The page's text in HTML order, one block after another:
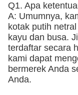
Q1. Apa
A: Umumnya,
kotak putih
kayu dan busa.
terdaftar secara
kami dapat
bermerek Anda
Anda.